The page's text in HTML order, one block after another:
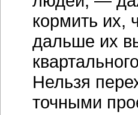
кормить их,
дальше их
Нельзя
точными